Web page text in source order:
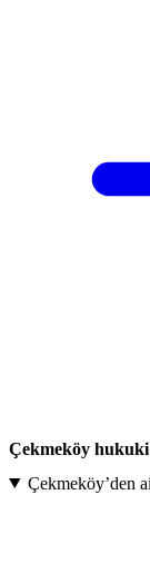
Çekmeköy
Çekmeköy’den